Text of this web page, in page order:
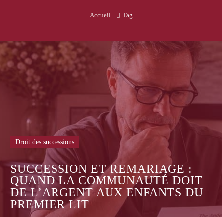
Accueil Tag
Droit des successions
ASSURANCE-VIE : POURQUOI
LES ASSUREURS REFUSENT-
DE COMMUNIQUER LES
CONTRATS AUX HÉRITIERS
BÉNÉFICIAIRES ?